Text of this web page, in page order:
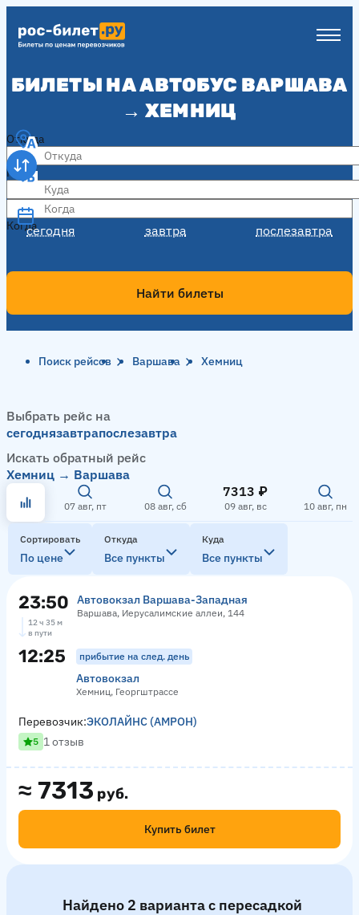
БИЛЕТЫ НА АВТОБУС ВАРШАВА
→ ХЕМНИЦ
Откуда
Куда
Когда
сегодня завтра послезавтра
Когда
Найти билеты
Поиск рейсов Варшава Хемниц
Выбрать рейс на
сегоднязавтрапослезавтра
Искать обратный рейс
Хемниц → Варшава
07 авг, пт 08 авг, сб
7313 ₽
09 авг, вс 10 авг, пн
Сортировать
По цене
Откуда
Все пункты
Куда
Все пункты
23:50 Автовокзал Варшава-Западная
Варшава, Иерусалимские аллеи, 144
12 ч 35 м
в пути
12:25 прибытие на след. день
Автовокзал
Хемниц, Георгштрассе
≈ 7313 руб.
Купить билет
Перевозчик:ЭКОЛАЙНС (АМРОН)
5 1 отзыв
Найдено 2 варианта с пересадкой